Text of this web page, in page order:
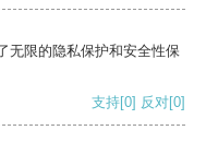
无限的隐私保护和安全性保
支持[0] 反对[0]